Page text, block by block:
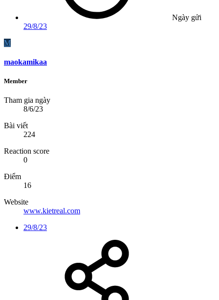
Ngày gửi
29/8/23
M
maokamikaa
Member
Tham gia ngày
8/6/23
Bài viết
224
Reaction score
0
Điểm
16
Website
www.kietreal.com
29/8/23